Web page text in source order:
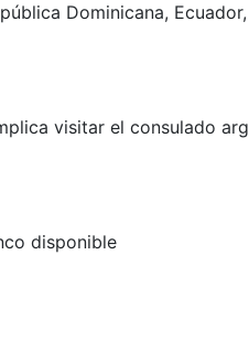
Dominicana,
visitar el consulado
disponible